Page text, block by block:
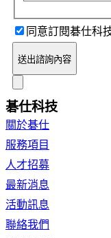
同意訂閱碁仕科
送出諮詢內容
碁仕科技
關於碁仕
服務項目
人才招募
最新消息
活動訊息
聯絡我們